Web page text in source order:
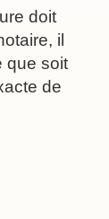
doit
il
que soit
de